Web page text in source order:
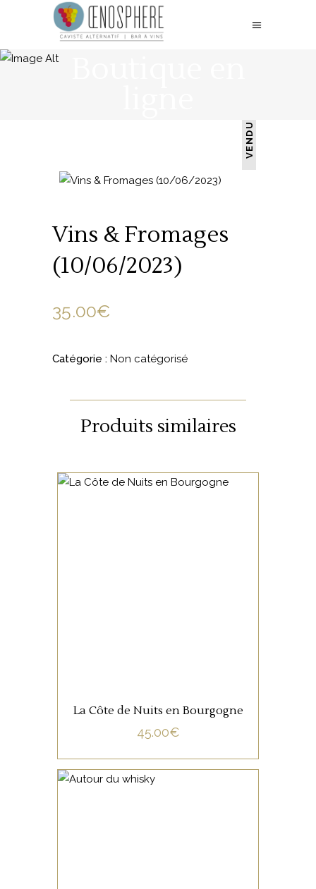
VENDU
Vins & Fromages
(10/06/2023)
35.00€
Catégorie : Non catégorisé
Produits similaires
La Côte de Nuits en Bourgogne
45.00€